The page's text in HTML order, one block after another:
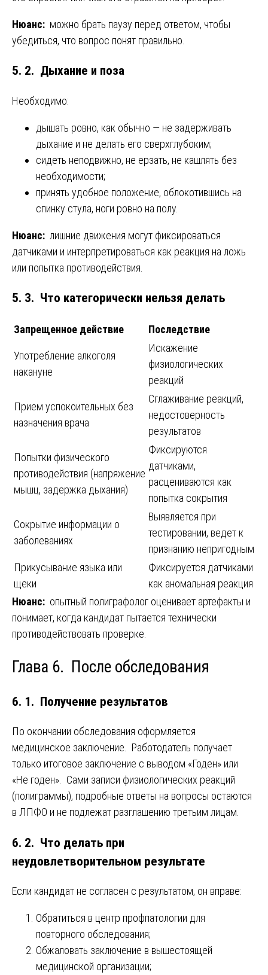
Нюанс: можно брать паузу перед ответом, чтобы
убедиться, что вопрос понят правильно.
5. 2. Дыхание и поза
Необходимо:
дышать ровно, как обычно — не задерживать
дыхание и не делать его сверхглубоким;
сидеть неподвижно, не ерзать, не кашлять без
необходимости;
принять удобное положение, облокотившись на
спинку стула, ноги ровно на полу.
Нюанс: лишние движения могут фиксироваться
датчиками и интерпретироваться как реакция на ложь
или попытка противодействия.
5. 3. Что категорически нельзя делать
Запрещенное действие Последствие
Употребление алкоголя
накануне
Искажение
физиологических
реакций
Прием успокоительных без
назначения врача
Сглаживание реакций,
недостоверность
результатов
Попытки физического
противодействия (напряжение
мышц, задержка дыхания)
Фиксируются
датчиками,
расцениваются как
попытка сокрытия
Сокрытие информации о
заболеваниях
Выявляется при
тестировании, ведет к
признанию непригодным
Прикусывание языка или
щеки
Фиксируется датчиками
как аномальная реакция
Нюанс: опытный полиграфолог оценивает артефакты и
понимает, когда кандидат пытается технически
противодействовать проверке.
Глава 6. После обследования
6. 1. Получение результатов
По окончании обследования оформляется
медицинское заключение. Работодатель получает
только итоговое заключение с выводом «Годен» или
«Не годен». Сами записи физиологических реакций
(полиграммы), подробные ответы на вопросы остаются
в ЛПФО и не подлежат разглашению третьим лицам.
6. 2. Что делать при
неудовлетворительном результате
Если кандидат не согласен с результатом, он вправе:
Обратиться в центр профпатологии для
повторного обследования;
Обжаловать заключение в вышестоящей
медицинской организации;